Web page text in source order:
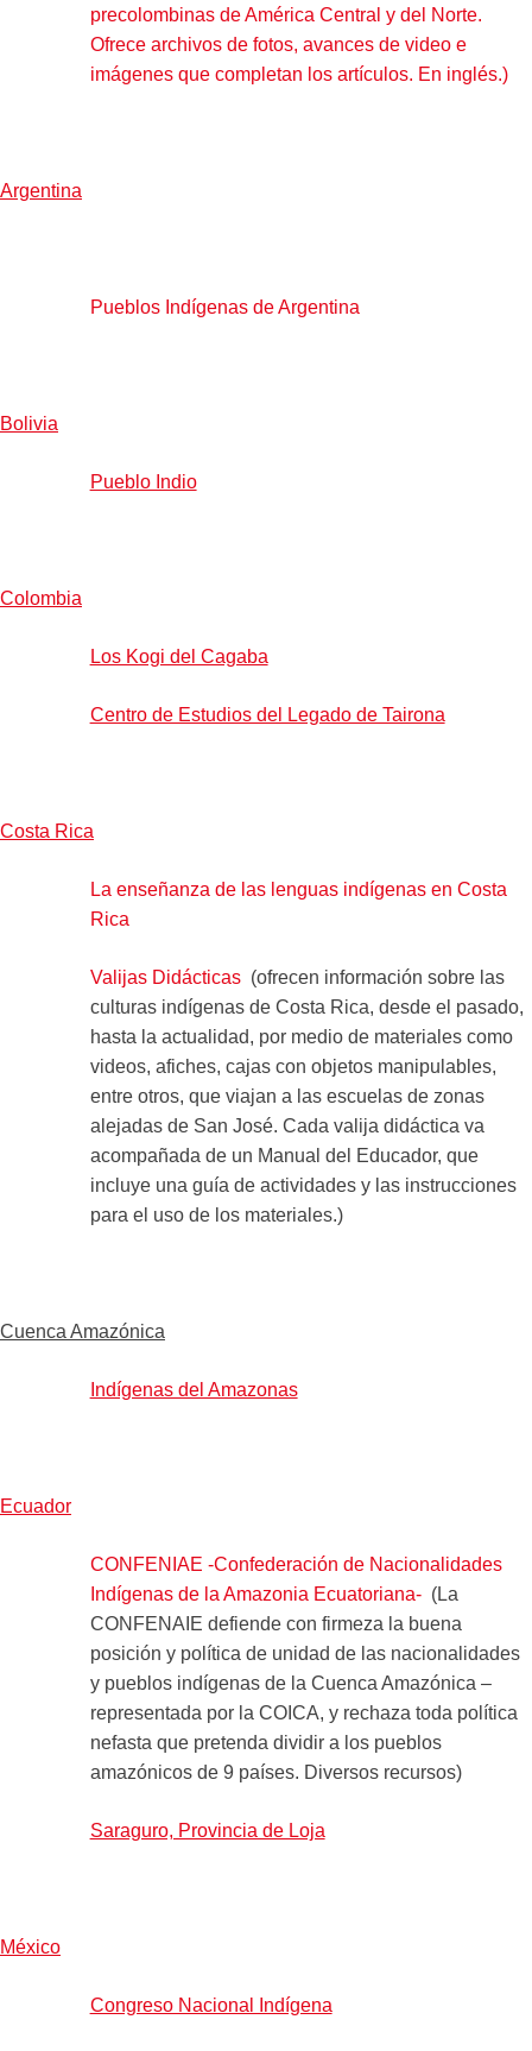
precolombinas de América Central y del Norte.
Ofrece archivos de fotos, avances de video e
imágenes que completan los artículos. En inglés.)
Argentina
Pueblos Indígenas de Argentina
Bolivia
Pueblo Indio
Colombia
Los Kogi del Cagaba
Centro de Estudios del Legado de Tairona
Costa Rica
La enseñanza de las lenguas indígenas en Costa
Rica
Valijas Didácticas(ofrecen información sobre las
culturas indígenas de Costa Rica, desde el pasado,
hasta la actualidad, por medio de materiales como
videos, afiches, cajas con objetos manipulables,
entre otros, que viajan a las escuelas de zonas
alejadas de San José. Cada valija didáctica va
acompañada de un Manual del Educador, que
incluye una guía de actividades y las instrucciones
para el uso de los materiales.)
Cuenca Amazónica
Indígenas del Amazonas
Ecuador
CONFENIAE -Confederación de Nacionalidades
Indígenas de la Amazonia Ecuatoriana-(La
CONFENAIE defiende con firmeza la buena
posición y política de unidad de las nacionalidades
y pueblos indígenas de la Cuenca Amazónica –
representada por la COICA, y rechaza toda política
nefasta que pretenda dividir a los pueblos
amazónicos de 9 países. Diversos recursos)
Saraguro, Provincia de Loja
México
Congreso Nacional Indígena